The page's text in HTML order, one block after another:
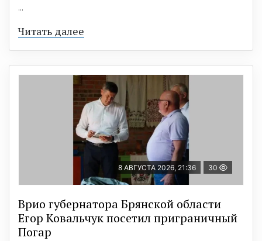
...
Читать далее
8 АВГУСТА 2026, 21:36 30
Врио губернатора Брянской области
Егор Ковальчук посетил приграничный
Погар